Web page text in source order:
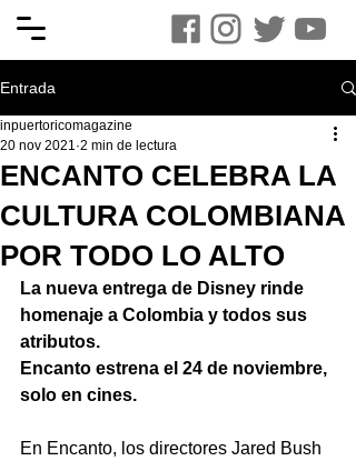
Entrada
ENCANTO CELEBRA LA
CULTURA COLOMBIANA
POR TODO LO ALTO
inpuertoricomagazine
20 nov 2021 2 min de lectura
La nueva entrega de Disney rinde
homenaje a Colombia y todos sus
atributos.
Encanto estrena el 24 de noviembre,
solo en cines.
En Encanto, los directores Jared Bush